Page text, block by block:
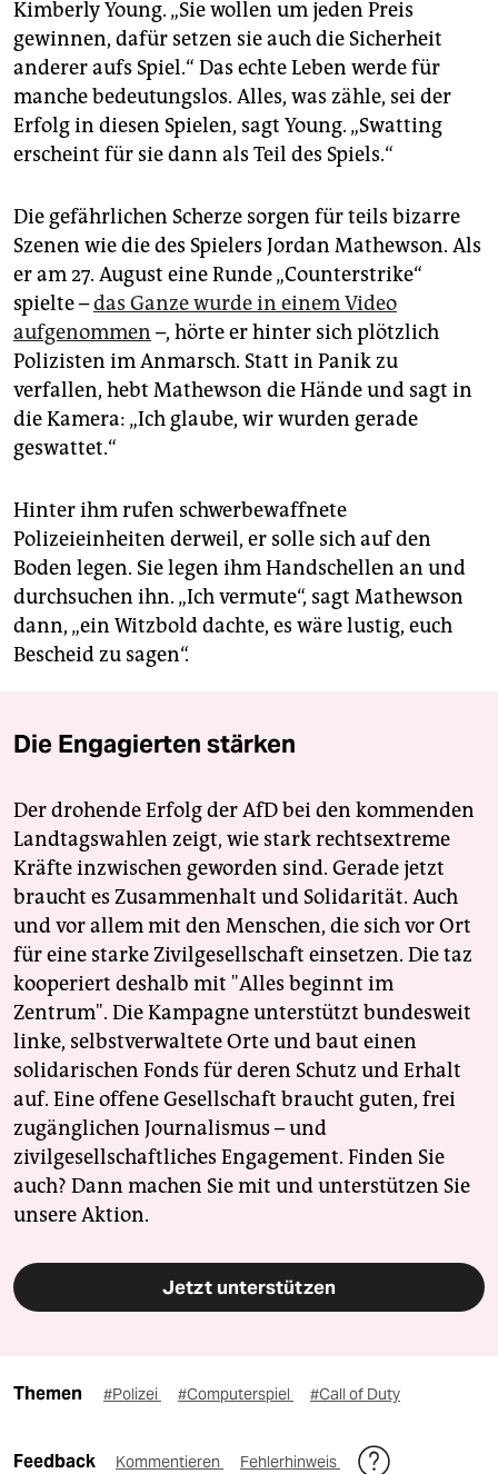
Kimberly Young. „Sie wollen um jeden Preis
gewinnen, dafür setzen sie auch die Sicherheit
anderer aufs Spiel.“ Das echte Leben werde für
manche bedeutungslos. Alles, was zähle, sei der
Erfolg in diesen Spielen, sagt Young. „Swatting
erscheint für sie dann als Teil des Spiels.“
Die gefährlichen Scherze sorgen für teils bizarre
Szenen wie die des Spielers Jordan Mathewson. Als
er am 27. August eine Runde „Counterstrike“
spielte –das Ganze wurde in einem Video
aufgenommen –, hörte er hinter sich plötzlich
Polizisten im Anmarsch. Statt in Panik zu
verfallen, hebt Mathewson die Hände und sagt in
die Kamera: „Ich glaube, wir wurden gerade
geswattet.“
Hinter ihm rufen schwerbewaffnete
Polizeieinheiten derweil, er solle sich auf den
Boden legen. Sie legen ihm Handschellen an und
durchsuchen ihn. „Ich vermute“, sagt Mathewson
dann, „ein Witzbold dachte, es wäre lustig, euch
Bescheid zu sagen“.
Die Engagierten stärken
Der drohende Erfolg der AfD bei den kommenden
Landtagswahlen zeigt, wie stark rechtsextreme
Kräfte inzwischen geworden sind. Gerade jetzt
braucht es Zusammenhalt und Solidarität. Auch
und vor allem mit den Menschen, die sich vor Ort
für eine starke Zivilgesellschaft einsetzen. Die taz
kooperiert deshalb mit "Alles beginnt im
Zentrum". Die Kampagne unterstützt bundesweit
linke, selbstverwaltete Orte und baut einen
solidarischen Fonds für deren Schutz und Erhalt
auf. Eine offene Gesellschaft braucht guten, frei
zugänglichen Journalismus – und
zivilgesellschaftliches Engagement. Finden Sie
auch? Dann machen Sie mit und unterstützen Sie
unsere Aktion.
Jetzt unterstützen
Themen #Polizei #Computerspiel #Call of Duty
Feedback Kommentieren Fehlerhinweis